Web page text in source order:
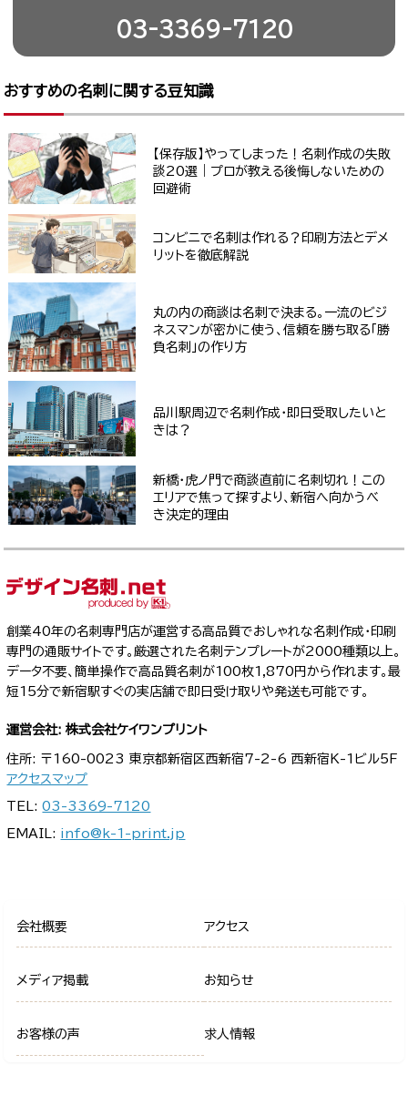
03-3369-7120
おすすめの名刺に関する豆知識
【保存版】やってしまった！名刺作成の失敗
談20選｜プロが教える後悔しないための
回避術
コンビニで名刺は作れる？印刷方法とデメ
リットを徹底解説
丸の内の商談は名刺で決まる。一流のビジ
ネスマンが密かに使う、信頼を勝ち取る「勝
負名刺」の作り方
品川駅周辺で名刺作成・即日受取したいと
きは？
新橋・虎ノ門で商談直前に名刺切れ！この
エリアで焦って探すより、新宿へ向かうべ
き決定的理由
創業40年の名刺専門店が運営する高品質でおしゃれな名刺作成・印刷
専門の通販サイトです。厳選された名刺テンプレートが2000種類以上。
データ不要、簡単操作で高品質名刺が100枚1,870円から作れます。最
短15分で新宿駅すぐの実店舗で即日受け取りや発送も可能です。
運営会社: 株式会社ケイワンプリント
住所: 〒160-0023 東京都新宿区西新宿7-2-6 西新宿K-1ビル5F
アクセスマップ
TEL:03-3369-7120
EMAIL: info@k-1-print.jp
会社概要 アクセス
メディア掲載 お知らせ
お客様の声 求人情報